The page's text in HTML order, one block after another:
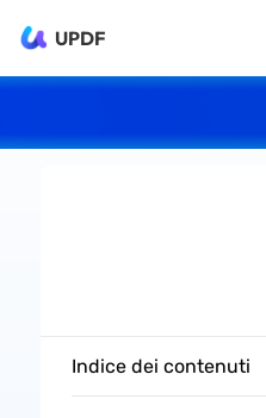
UPDF
Indice dei contenuti